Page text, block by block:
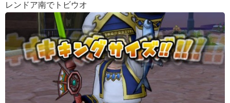
レンドア南でトビウオ